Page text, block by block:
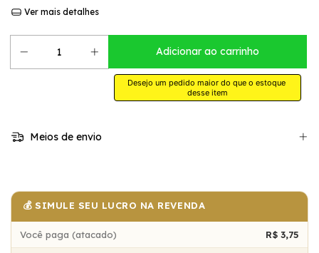
Ver mais detalhes
Desejo um pedido maior do que o estoque
desse item
Meios de envio
💰 SIMULE SEU LUCRO NA REVENDA
Você paga (atacado) R$ 3,75